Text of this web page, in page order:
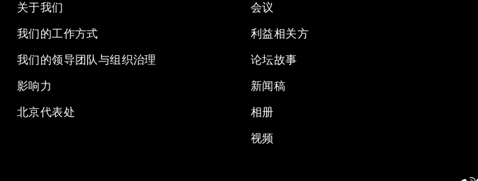
关于我们
我们的工作方式
我们的领导团队与组织治理
影响力
北京代表处
会议
利益相关方
论坛故事
新闻稿
相册
视频